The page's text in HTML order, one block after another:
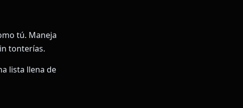
tú. Maneja
tonterías.
lista llena de